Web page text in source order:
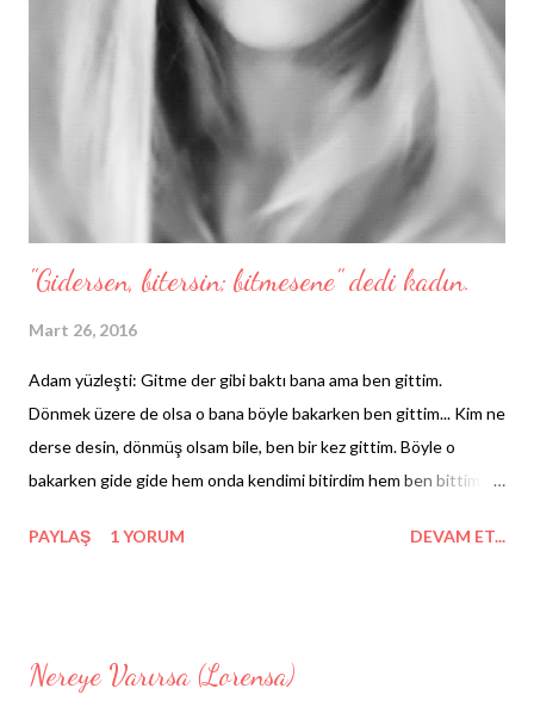
yürekli geçinen yürekler... Yeter ki sen direnme ve sev sevgili.
Boşver kopan fırtınaları ve sadece birkaç saatliğine de olsa sev
beni. Şimdi, bu gece başla ve her gecen, her gecemiz,son kezmiş
gibi sev. Zihnini boşalt, bedenini boşalt ve sev. Sevişmek aslında
neydi hatırla ve evet, sev, sev, sev sevgili...
"Gidersen, bitersin; bitmesene" dedi kadın.
Mart 26, 2016
Adam yüzleşti: Gitme der gibi baktı bana ama ben gittim.
Dönmek üzere de olsa o bana böyle bakarken ben gittim... Kim ne
derse desin, dönmüş olsam bile, ben bir kez gittim. Böyle o
bakarken gide gide hem onda kendimi bitirdim hem ben bittim.
seferden sonra bile hiç dönmemiştim. Sadece bittim.
PAYLAŞ 1 YORUM DEVAM ET...
Nereye Varırsa (Lorensa)